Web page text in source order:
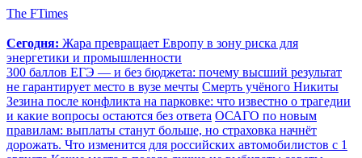
The FTimes
Сегодня: Жара превращает Европу в зону риска для
энергетики и промышленности
300 баллов ЕГЭ — и без бюджета: почему высший результат
не гарантирует место в вузе мечты Смерть учёного Никиты
Зезина после конфликта на парковке: что известно о трагедии
и какие вопросы остаются без ответа ОСАГО по новым
правилам: выплаты станут больше, но страховка начнёт
дорожать. Что изменится для российских автомобилистов с 1